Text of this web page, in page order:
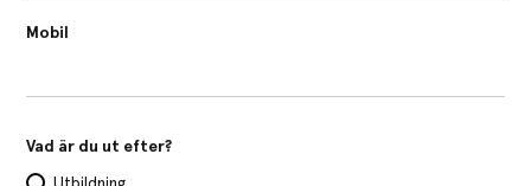
Mobil
Vad är du ut efter?